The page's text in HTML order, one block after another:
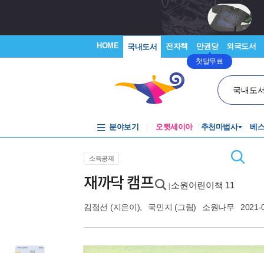
HOME 국내도서 전자책 만권당
첫달무료
외국도서
국내도
분야보기 오뒷세이아 추천마법사 베
소득공제
재까닥 캠프 소원어린이책 11
김점선 (지은이), 국민지 (그림) 소원나무 2021-